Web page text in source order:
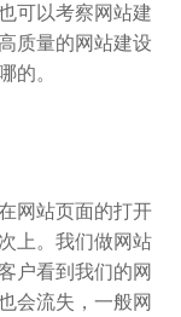
可以考察网站建
质量的网站建设
的。
网站页面的打开
上。我们做网站
户看到我们的网
会流失，一般网